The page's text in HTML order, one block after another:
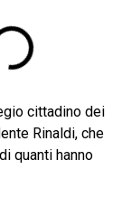
cittadino dei
Rinaldi, che
quanti hanno